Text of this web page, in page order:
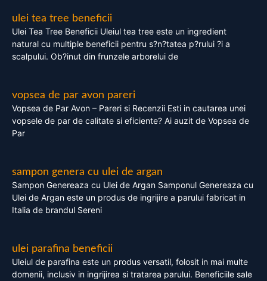
ulei tea tree beneficii
Ulei Tea Tree Beneficii Uleiul tea tree este un ingredient
natural cu multiple beneficii pentru s?n?tatea p?rului ?i a
scalpului. Ob?inut din frunzele arborelui de
vopsea de par avon pareri
Vopsea de Par Avon – Pareri si Recenzii Esti in cautarea unei
vopsele de par de calitate si eficiente? Ai auzit de Vopsea de
Par
sampon genera cu ulei de argan
Sampon Genereaza cu Ulei de Argan Samponul Genereaza cu
Ulei de Argan este un produs de ingrijire a parului fabricat in
Italia de brandul Sereni
ulei parafina beneficii
Uleiul de parafina este un produs versatil, folosit in mai multe
domenii, inclusiv in ingrijirea si tratarea parului. Beneficiile sale